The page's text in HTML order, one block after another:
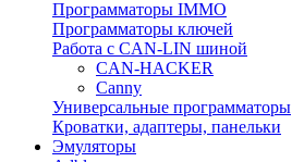
Программаторы IMMO
Программаторы ключей
Работа с CAN-LIN шиной
CAN-HACKER
Canny
Универсальные программаторы
Кроватки, адаптеры, панельки
Эмуляторы